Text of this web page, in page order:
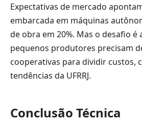
Expectativas de mercado
embarcada em máquinas
de obra em 20%. Mas o desafio é
pequenos produtores precisam
cooperativas para dividir custos,
tendências da UFRRJ.
Conclusão Técnica